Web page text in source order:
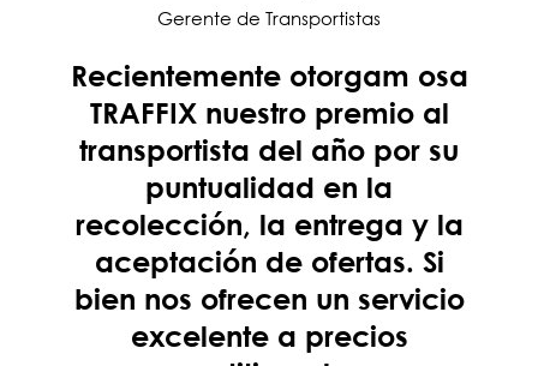
Gerente de Transportistas
Recientemente otorgam osa
TRAFFIX nuestro premio al
transportista del año por su
puntualidad en la
recolección, la entrega y la
aceptación de ofertas. Si
bien nos ofrecen un servicio
excelente a precios